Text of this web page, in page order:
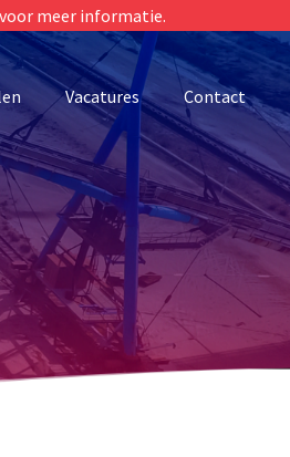
meer informatie.
Vacatures Contact